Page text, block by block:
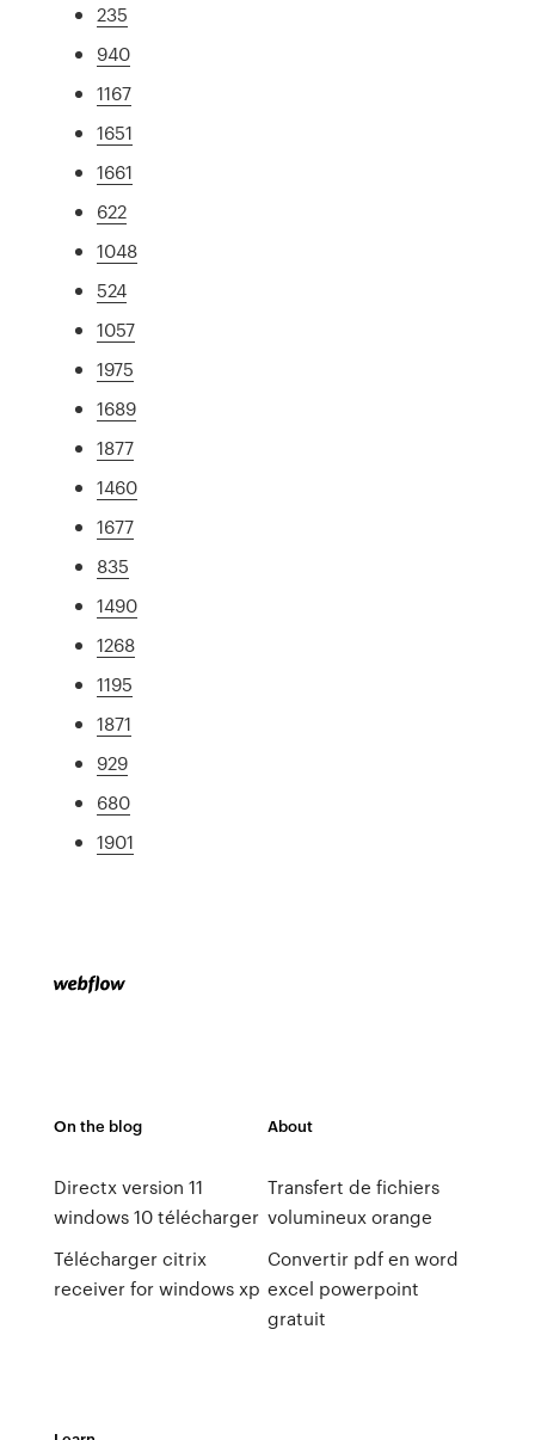
235
940
1167
1651
1661
622
1048
524
1057
1975
1689
1877
1460
1677
835
1490
1268
1195
1871
929
680
1901
On the blog
Directx version 11
windows 10 télécharger
Télécharger citrix
receiver for windows xp
About
Transfert de fichiers
volumineux orange
Convertir pdf en word
excel powerpoint
gratuit